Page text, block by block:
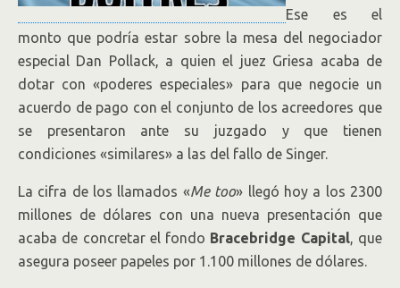
Ese es el
monto que podría estar sobre la mesa del negociador
especial Dan Pollack, a quien el juez Griesa acaba de
dotar con «poderes especiales» para que negocie un
acuerdo de pago con el conjunto de los acreedores que
se presentaron ante su juzgado y que tienen
condiciones «similares» a las del fallo de Singer.
La cifra de los llamados «Me too» llegó hoy a los 2300
millones de dólares con una nueva presentación que
acaba de concretar el fondo Bracebridge Capital, que
asegura poseer papeles por 1.100 millones de dólares.